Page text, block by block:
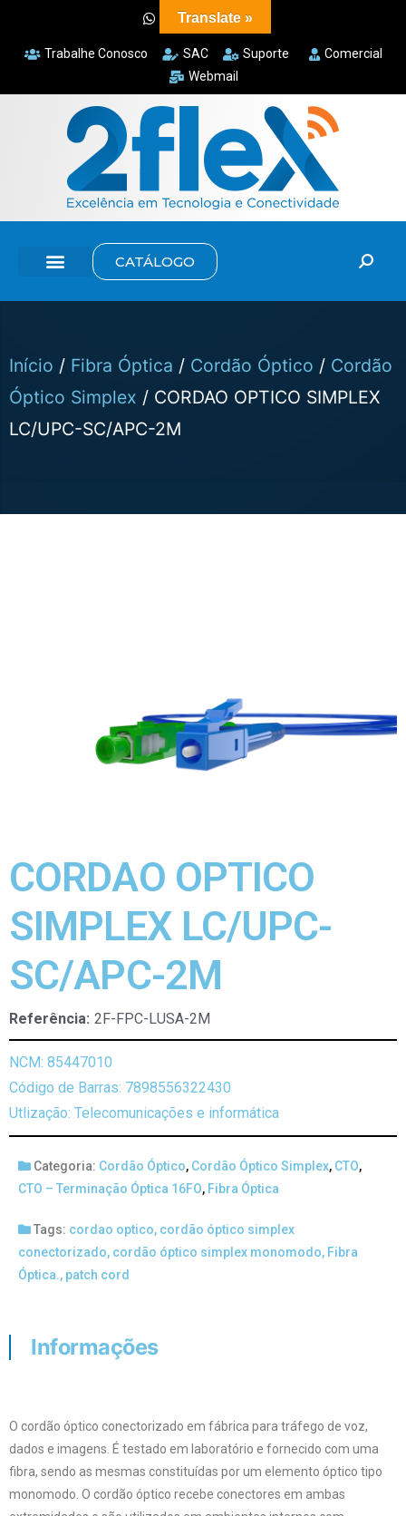
Trabalhe Conosco SAC Suporte
Comercial
Webmail
CATÁLOGO
Início / Fibra Óptica / Cordão Óptico / Cordão
Óptico Simplex / CORDAO OPTICO SIMPLEX
LC/UPC-SC/APC-2M
CORDAO OPTICO
SIMPLEX LC/UPC-
SC/APC-2M
Referência: 2F-FPC-LUSA-2M
NCM: 85447010
Código de Barras: 7898556322430
Utlização: Telecomunicações e informática
Categoria: Cordão Óptico, Cordão Óptico Simplex, CTO,
CTO – Terminação Óptica 16FO, Fibra Óptica
Tags: cordao optico, cordão óptico simplex
conectorizado, cordão óptico simplex monomodo, Fibra
Óptica., patch cord
Informações
O cordão óptico conectorizado em fábrica para tráfego de voz,
dados e imagens. É testado em laboratório e fornecido com uma
fibra, sendo as mesmas constituídas por um elemento óptico tipo
monomodo. O cordão óptico recebe conectores em ambas
Translate »